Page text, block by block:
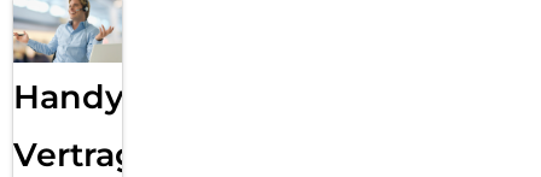
Handy
Vertragsabwicklung